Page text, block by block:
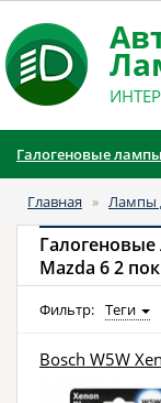
Галогеновые лампы
Главная » Лампы
Mazda 6 2
Фильтр: Теги
Bosch W5W